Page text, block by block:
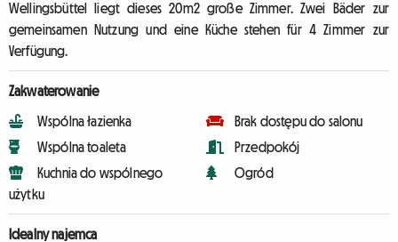
Wellingsbüttel liegt dieses 20m2 große Zimmer. Zwei Bäder zur
gemeinsamen Nutzung und eine Küche stehen für 4 Zimmer zur
Verfügung.
Zakwaterowanie
Wspólna łazienka
Wspólna toaleta
Kuchnia do wspólnego
użytku
Brak dostępu do salonu
Przedpokój
Ogród
Idealny najemca